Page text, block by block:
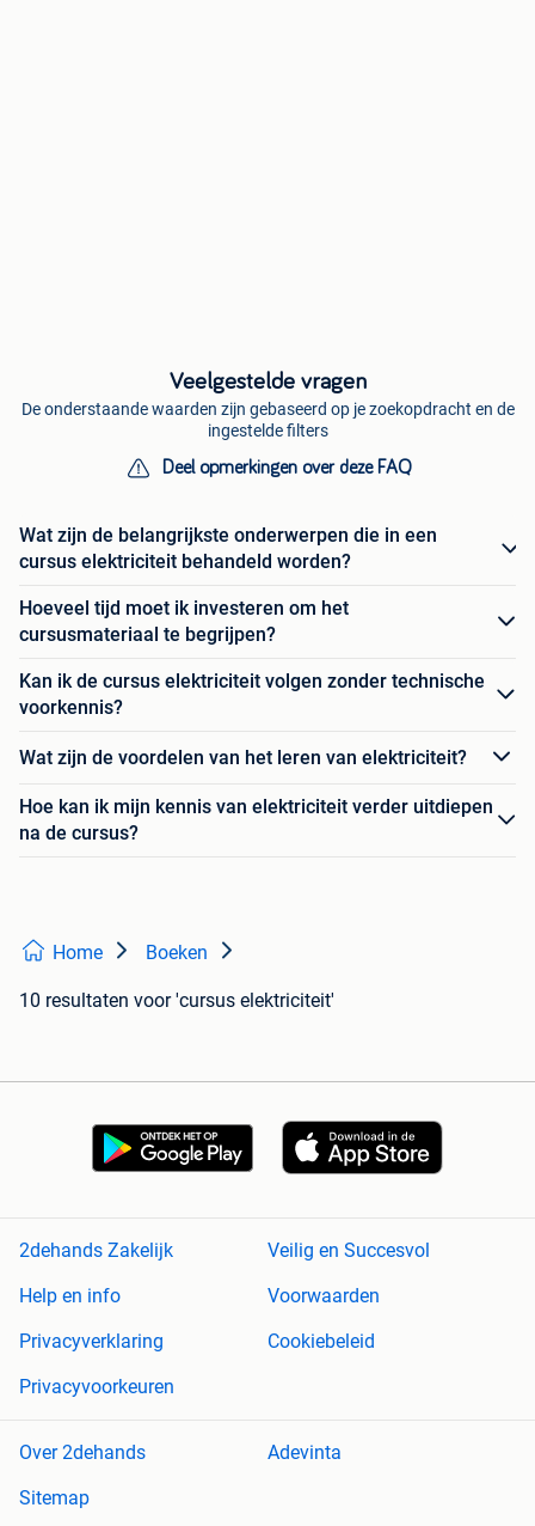
Veelgestelde vragen
De onderstaande waarden zijn gebaseerd op je zoekopdracht en de
ingestelde filters
Deel opmerkingen over deze FAQ
Wat zijn de belangrijkste onderwerpen die in een
cursus elektriciteit behandeld worden?
Hoeveel tijd moet ik investeren om het
cursusmateriaal te begrijpen?
Kan ik de cursus elektriciteit volgen zonder technische
voorkennis?
Wat zijn de voordelen van het leren van elektriciteit?
Hoe kan ik mijn kennis van elektriciteit verder uitdiepen
na de cursus?
Home Boeken
10 resultaten voor 'cursus elektriciteit'
2dehands Zakelijk
Veilig en Succesvol
Help en info
Voorwaarden
Privacyverklaring
Cookiebeleid
Privacyvoorkeuren
Over 2dehands
Adevinta
Sitemap